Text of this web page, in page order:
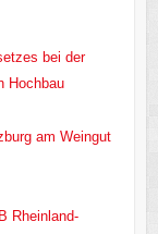
bei der
Hochbau
am Weingut
Rheinland-